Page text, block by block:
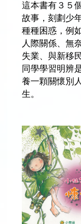
這本書有３５
故事，刻劃少
種種困惑，例
人際關係、無
失業、與新移
同學學習明辨
養一顆關懷別
生。